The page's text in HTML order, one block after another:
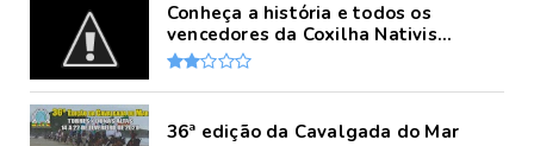
Conheça a história e todos os
vencedores da Coxilha Nativis...
36ª edição da Cavalgada do Mar